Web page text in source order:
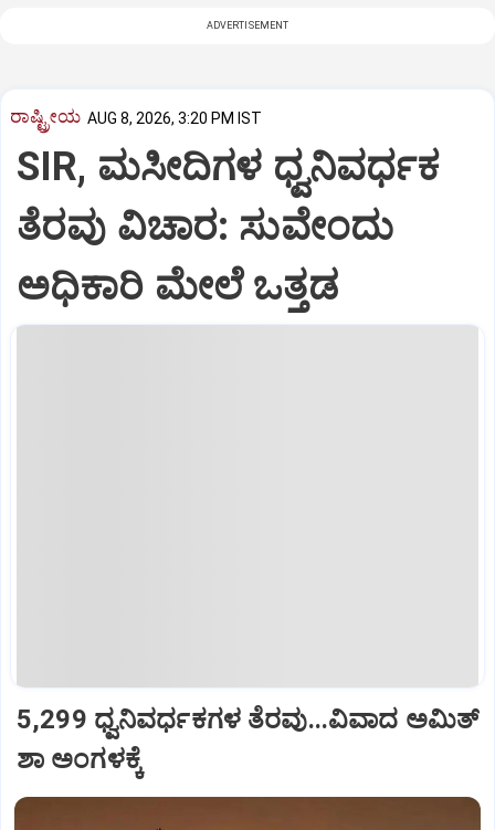
ADVERTISEMENT
ರಾಷ್ಟ್ರೀಯ AUG 8, 2026, 3:20 PM IST
SIR, ಮಸೀದಿಗಳ ಧ್ವನಿವರ್ಧಕ
ತೆರವು ವಿಚಾರ: ಸುವೇಂದು
ಅಧಿಕಾರಿ ಮೇಲೆ ಒತ್ತಡ
5,299 ಧ್ವನಿವರ್ಧಕಗಳ ತೆರವು...ವಿವಾದ ಅಮಿತ್
ಶಾ ಅಂಗಳಕ್ಕೆ